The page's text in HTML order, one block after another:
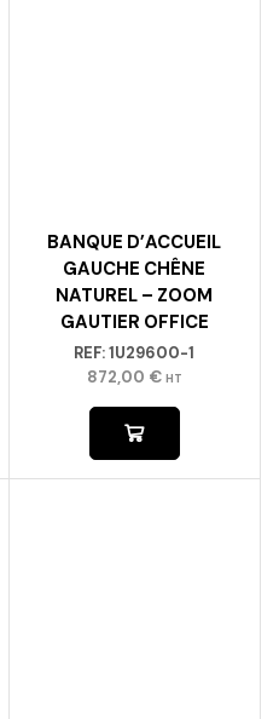
BANQUE D’ACCUEIL
GAUCHE CHÊNE
NATUREL – ZOOM
GAUTIER OFFICE
REF:1U29600-1
872,00 € HT